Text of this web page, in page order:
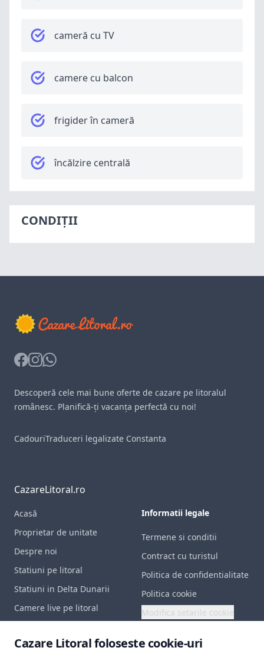
cameră cu TV
camere cu balcon
frigider în cameră
încălzire centrală
CONDIȚII
Facebook
Instagram
Whatsapp
Descoperă cele mai bune oferte de cazare pe litoralul
românesc. Planifică-ți vacanța perfectă cu noi!
CadouriTraduceri legalizate Constanta
CazareLitoral.ro
Acasă
Proprietar de unitate
Despre noi
Statiuni pe litoral
Statiuni in Delta Dunarii
Camere live pe litoral
Documente utile
Informatii legale
Termene si conditii
Contract cu turistul
Politica de confidentialitate
Politica cookie
Modifica setarile cookie
Cazare Litoral foloseste cookie-uri